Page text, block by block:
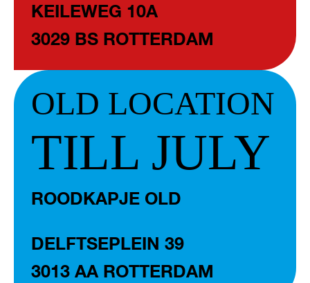
KEILEWEG 10A
3029 BS ROTTERDAM
OLD LOCATION
TILL JULY
ROODKAPJE OLD
DELFTSEPLEIN 39
3013 AA ROTTERDAM